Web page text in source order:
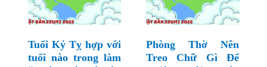
Tuổi Kỷ Tỵ hợp với
tuổi nào trong làm
Phòng Thờ Nên
Treo Chữ Gì Để